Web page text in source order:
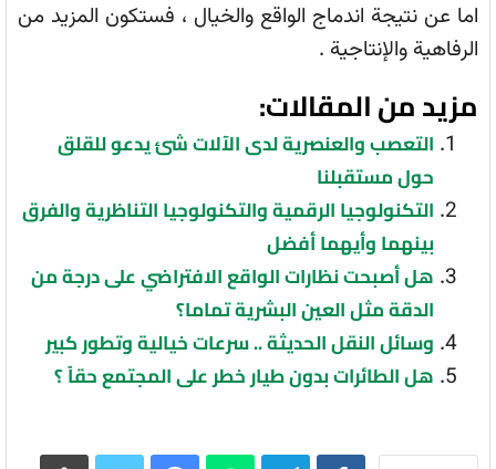
اما عن نتيجة اندماج الواقع والخيال ، فستكون المزيد من
الرفاهية والإنتاجية .
مزيد من المقالات:
التعصب والعنصرية لدى الآلات شئ يدعو للقلق
حول مستقبلنا
التكنولوجيا الرقمية والتكنولوجيا التناظرية والفرق
بينهما وأيهما أفضل
هل أصبحت نظارات الواقع الافتراضي على درجة من
الدقة مثل العين البشرية تماما؟
وسائل النقل الحديثة .. سرعات خيالية وتطور كبير
هل الطائرات بدون طيار خطر على المجتمع حقاً ؟